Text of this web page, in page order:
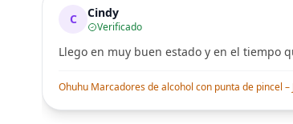
C Cindy
Verificado
Llego en muy buen estado y en el tiempo
Ohuhu Marcadores de alcohol con punta de pincel